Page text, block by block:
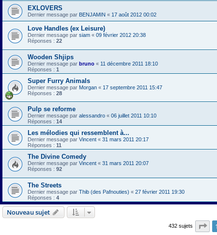
EXLOVERS
Dernier message par BENJAMIN « 17 août 2012 00:02
Love Handles (ex Leisure)
Dernier message par siam « 09 février 2012 20:38
Réponses : 22
Wooden Shjips
Dernier message par bruno « 11 décembre 2011 18:10
Réponses : 1
Super Furry Animals
Dernier message par Morgan « 17 septembre 2011 15:47
Réponses : 28
Pulp se reforme
Dernier message par alessandro « 06 juillet 2011 10:10
Réponses : 14
Les mélodies qui ressemblent à...
Dernier message par Vincent « 31 mars 2011 20:17
Réponses : 11
The Divine Comedy
Dernier message par Vincent « 31 mars 2011 20:07
Réponses : 92
The Streets
Dernier message par Thib (des Pafnouties) « 27 février 2011 19:30
Réponses : 4
Nouveau sujet
432 sujets